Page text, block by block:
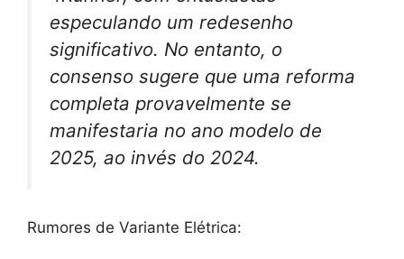
especulando um redesenho
significativo. No entanto, o
consenso sugere que uma reforma
completa provavelmente se
manifestaria no ano modelo de
2025, ao invés do 2024.
Rumores de Variante Elétrica: